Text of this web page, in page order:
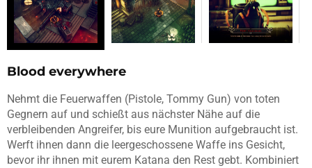
Blood everywhere
Nehmt die Feuerwaffen (Pistole, Tommy Gun) von toten
Gegnern auf und schießt aus nächster Nähe auf die
verbleibenden Angreifer, bis eure Munition aufgebraucht ist.
Werft ihnen dann die leergeschossene Waffe ins Gesicht,
bevor ihr ihnen mit eurem Katana den Rest gebt. Kombiniert